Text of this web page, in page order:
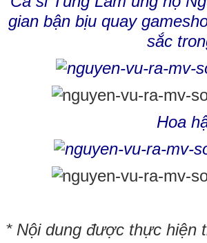
gian bận bịu quay
sắc
Hoa
* Nội dung được thực hiện